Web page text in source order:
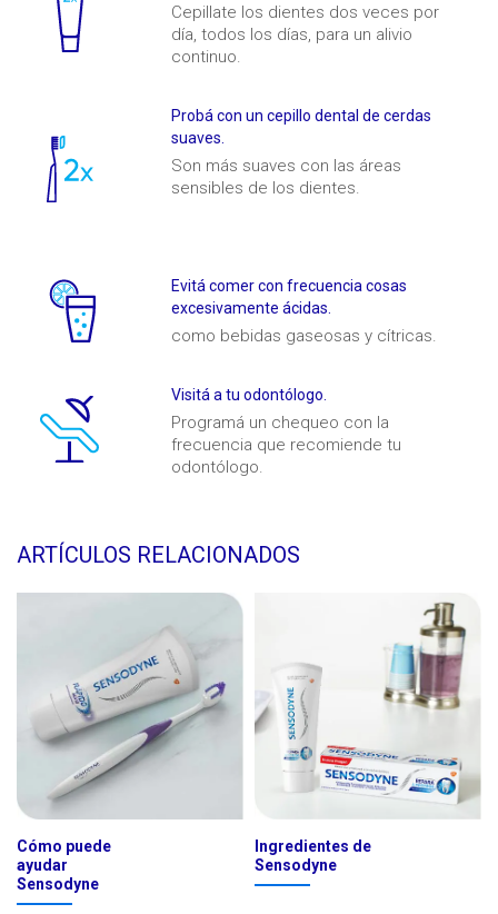
Cepillate los dientes dos veces por
día, todos los días, para un alivio
continuo.
Probá con un cepillo dental de cerdas
suaves.
Son más suaves con las áreas
sensibles de los dientes.
Evitá comer con frecuencia cosas
excesivamente ácidas.
como bebidas gaseosas y cítricas.
Visitá a tu odontólogo.
Programá un chequeo con la
frecuencia que recomiende tu
odontólogo.
ARTÍCULOS RELACIONADOS
Cómo puede
ayudar
Sensodyne
Ingredientes de
Sensodyne